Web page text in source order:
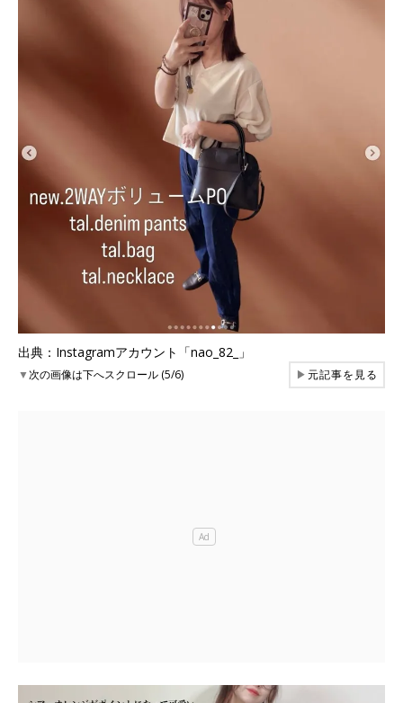
出典：Instagramアカウント「nao_82_」
▼次の画像は下へスクロール (5/6) ▶元記事を見る